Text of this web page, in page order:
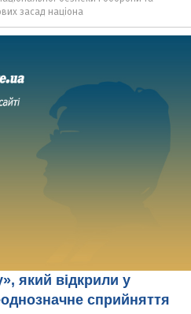
засад націона
який відкрили у
сприйняття